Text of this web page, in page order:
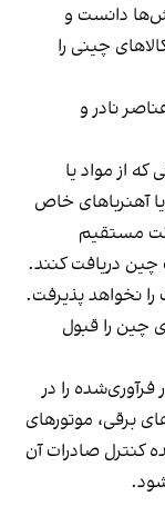
دانست و
۱۰۰ درصدی بر کالاهای چینی را
نادر و
از مواد یا
آهنرباهای خاص
مستقیم
دریافت کنند.
را نخواهد پذیرفت.
چین را قبول
نادر فرآوری‌شده را در
برقی، موتورهای
کنترل صادرات آن